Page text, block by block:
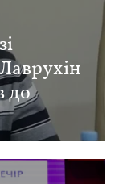
до